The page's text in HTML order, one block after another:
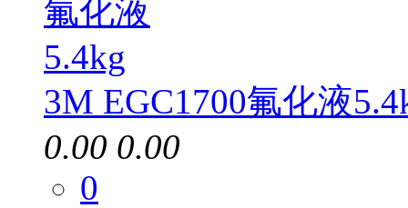
3M EGC1700氟化液
0.00 0.00
0